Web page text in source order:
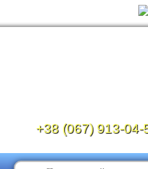
+38 (067) 913-04-